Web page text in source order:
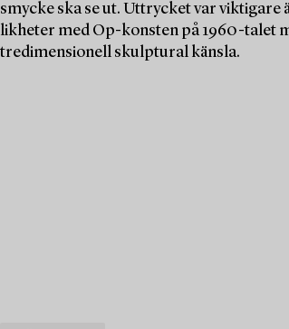
smycke ska se ut. Uttrycket var viktigare
likheter med Op-konsten på 1960-talet
tredimensionell skulptural känsla.